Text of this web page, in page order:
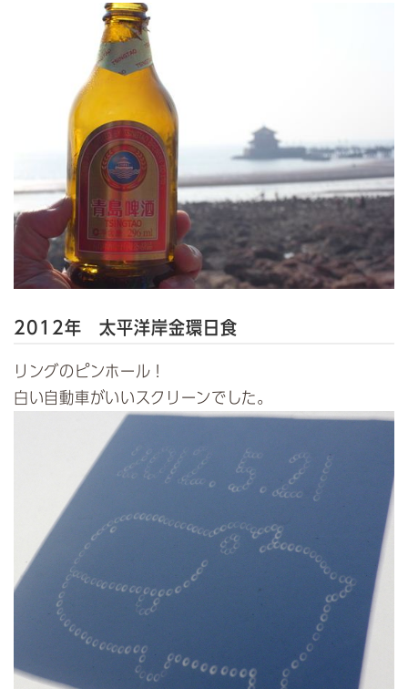
2012年 太平洋岸金環日食
リングの ピンホール ！
白い自動車がいいスクリーンでした。